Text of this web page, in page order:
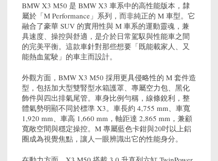
BMW X3 M50 是 BMW X3 車系中的高性能版本，隸
屬於「M Performance」系列，而非純正的 M 車型。它
融合了豪華 SUV 的實用性與 M 車系的運動靈魂，兼
具速度、操控與舒適，是介於日常駕馭與性能車之間
的完美平衡。這款車針對那些想要「既能載家人、又
能熱血駕駛」的車主而設計。
外觀方面，BMW X3 M50 採用更具侵略性的 M 套件造
型，包括加大型雙腎型水箱護罩、專屬空力包、黑化
飾件與四出排氣尾管。車身比例勻稱，線條銳利，整
體氣勢明顯不同於標準 X3。車長約 4,755 mm、車寬
1,920 mm、車高 1,660 mm，軸距達 2,865 mm，兼顧
寬敞空間與穩定操控。M 專屬藍色卡鉗與20吋以上鋁
圈成為視覺焦點，讓人一眼辨識出它的性能身分。